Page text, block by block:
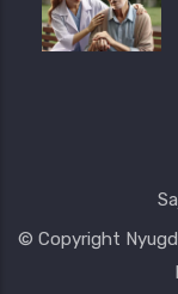
© Copyright